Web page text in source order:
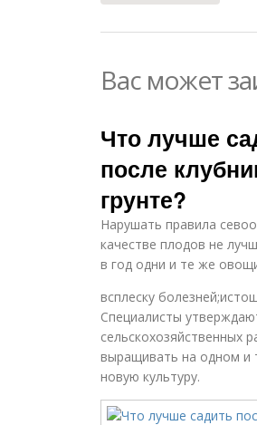
Вас может
Что лучше
после
грунте?
Нарушать правила
качестве плодов не
в год одни и те же
всплеску
Специалисты
сельскохозяйственных
выращивать на одном и
новую культуру.